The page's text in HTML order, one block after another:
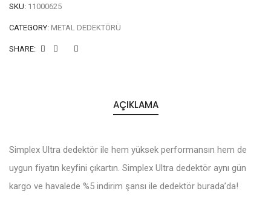
SKU: 11000625
CATEGORY: METAL DEDEKTÖRÜ
SHARE:
AÇIKLAMA
Simplex Ultra dedektör ile hem yüksek performansın hem de
uygun fiyatın keyfini çıkartın. Simplex Ultra dedektör aynı gün
kargo ve havalede %5 indirim şansı ile dedektör burada’da!